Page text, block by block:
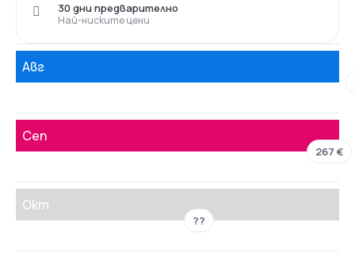
Най-ниските цени
30 дни предварително
Авг
Сеп
267 €
Окт
??